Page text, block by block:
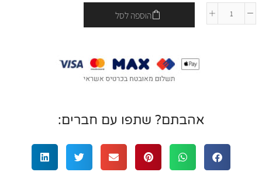
הוספה לסל
אהבתם? שתפו עם חברים: